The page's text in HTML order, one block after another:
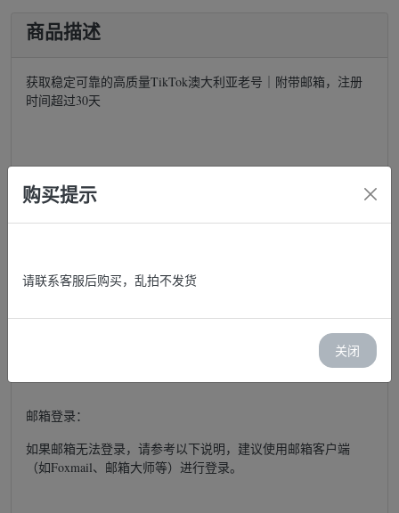
商品描述
获取稳定可靠的高质量TikTok澳大利亚老号｜附带邮箱，注册
时间超过30天
购买地址：https://shanyouxiang.com/
如果登录时出现“系统错误，请稍后再试”等情况，请更换网络环
邮箱登录：
如果邮箱无法登录，请参考以下说明，建议使用邮箱客户端
（如Foxmail、邮箱大师等）进行登录。
购买提示
请联系客服后购买，乱拍不发货
关闭